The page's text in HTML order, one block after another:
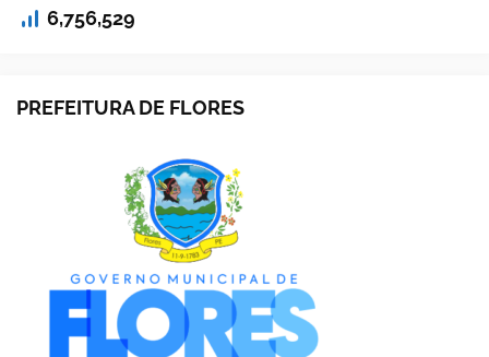
6,756,529
PREFEITURA DE FLORES